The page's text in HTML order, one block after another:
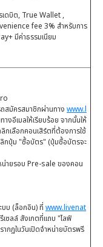
เดบิต, True Wallet ,
fee 3% สำหรับการ
มีค่าธรรมเนียม
สมัครสมาชิกผ่านทาง www.l
งอีเมลให้เรียบร้อย จากนั้นให้
กเลือกคอนเสิร์ตที่ต้องการใช้
ลิกปุ่ม "ซื้อบัตร" (ปุ่มซื้อบัตรจะ
น่ายรอบ Pre-sale ของคอน
บบ (ล็อกอิน) ที่ www.livenat
ซลล์ สังเกตที่แถบ "ไลฟ์
กฏในวันเปิดจำหน่ายบัตรพรี